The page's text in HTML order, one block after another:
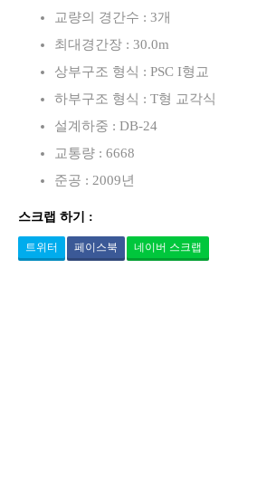
교량의 경간수 : 3개
최대경간장 : 30.0m
상부구조 형식 : PSC I형교
하부구조 형식 : T형 교각식
설계하중 : DB-24
교통량 : 6668
준공 : 2009년
스크랩 하기 :
트위터 페이스북 네이버 스크랩